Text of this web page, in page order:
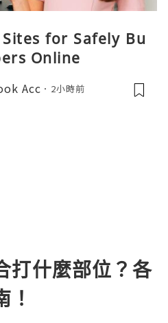
for Safely Bu
Online
Acc 2小時前
打什麼部位？各